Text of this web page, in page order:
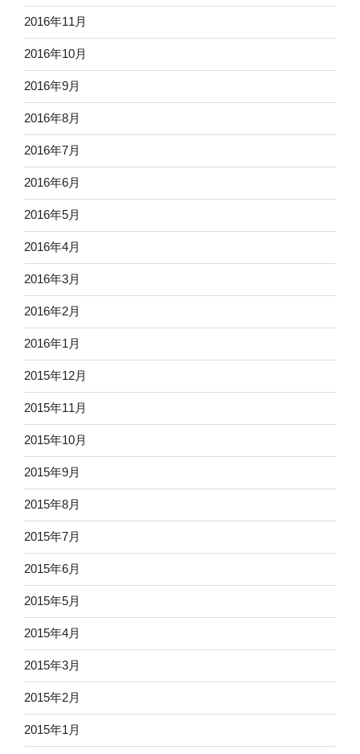
2016年11月
2016年10月
2016年9月
2016年8月
2016年7月
2016年6月
2016年5月
2016年4月
2016年3月
2016年2月
2016年1月
2015年12月
2015年11月
2015年10月
2015年9月
2015年8月
2015年7月
2015年6月
2015年5月
2015年4月
2015年3月
2015年2月
2015年1月